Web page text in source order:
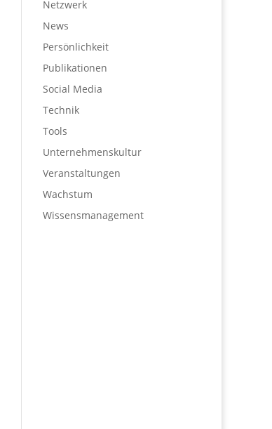
Netzwerk
News
Persönlichkeit
Publikationen
Social Media
Technik
Tools
Unternehmenskultur
Veranstaltungen
Wachstum
Wissensmanagement